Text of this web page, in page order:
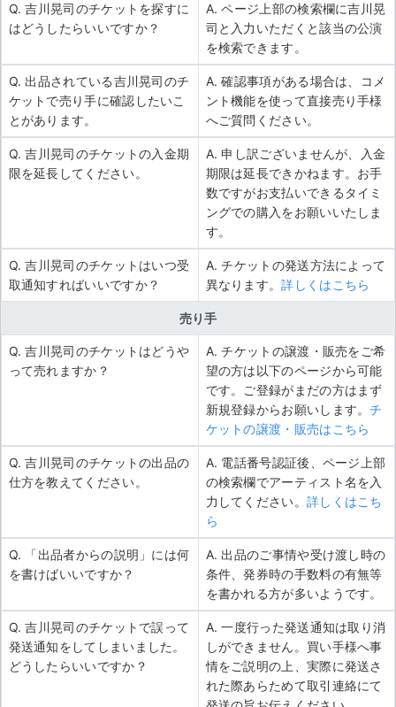
Q. 吉川晃司のチケットを探すに
はどうしたらいいですか？
A. ページ上部の検索欄に吉川晃
司と入力いただくと該当の公演
を検索できます。
Q. 出品されている吉川晃司のチ
ケットで売り手に確認したいこ
とがあります。
A. 確認事項がある場合は、コメ
ント機能を使って直接売り手様
へご質問ください。
Q. 吉川晃司のチケットの入金期
限を延長してください。
A. 申し訳ございませんが、入金
期限は延長できかねます。お手
数ですがお支払いできるタイミ
ングでの購入をお願いいたしま
す。
Q. 吉川晃司のチケットはいつ受
取通知すればいいですか？
A. チケットの発送方法によって
異なります。詳しくはこちら
売り手
Q. 吉川晃司のチケットはどうや
って売れますか？
A. チケットの譲渡・販売をご希
望の方は以下のページから可能
です。ご登録がまだの方はまず
新規登録からお願いします。チ
ケットの譲渡・販売はこちら
Q. 吉川晃司のチケットの出品の
仕方を教えてください。
A. 電話番号認証後、ページ上部
の検索欄でアーティスト名を入
力してください。 詳しくはこち
ら
Q. 「出品者からの説明」には何
を書けばいいですか？
A. 出品のご事情や受け渡し時の
条件、発券時の手数料の有無等
を書かれる方が多いようです。
Q. 吉川晃司のチケットで誤って
発送通知をしてしまいました。
どうしたらいいですか？
A. 一度行った発送通知は取り消
しができません。買い手様へ事
情をご説明の上、実際に発送さ
れた際あらためて取引連絡にて